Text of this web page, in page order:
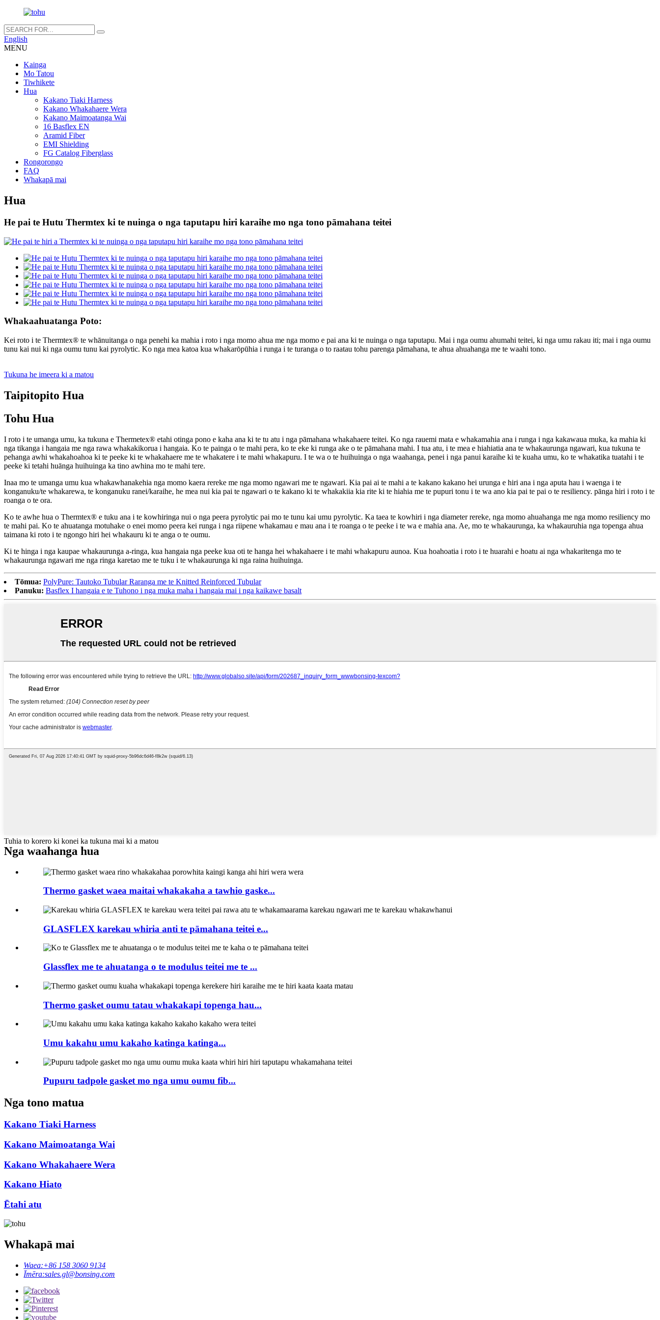
English
MENU
Kainga
Mo Tatou
Tiwhikete
Hua
Kakano Tiaki Harness
Kakano Whakahaere Wera
Kakano Maimoatanga Wai
16 Basflex EN
Aramid Fiber
EMI Shielding
FG Catalog Fiberglass
Rongorongo
FAQ
Whakapā mai
Hua
He pai te Hutu Thermtex ki te nuinga o nga taputapu hiri karaihe mo nga tono pāmahana teitei
Whakaahuatanga Poto:
Kei roto i te Thermtex® te whānuitanga o nga penehi ka mahia i roto i nga momo ahua me nga momo e pai ana ki te nuinga o nga taputapu. Mai i nga oumu ahumahi teitei, ki nga umu rakau iti; mai i nga oumu
tunu kai nui ki nga oumu tunu kai pyrolytic. Ko nga mea katoa kua whakarōpūhia i runga i te turanga o to raatau tohu parenga pāmahana, te ahua ahuahanga me te waahi tono.
Tukuna he imeera ki a matou
Taipitopito Hua
Tohu Hua
I roto i te umanga umu, ka tukuna e Thermetex® etahi otinga pono e kaha ana ki te tu atu i nga pāmahana whakahaere teitei. Ko nga rauemi mata e whakamahia ana i runga i nga kakawaua muka, ka mahia ki
nga tikanga i hangaia me nga rawa whakakikorua i hangaia. Ko te painga o te mahi pera, ko te eke ki runga ake o te pāmahana mahi. I tua atu, i te mea e hiahiatia ana te whakaurunga ngawari, kua tukuna te
pehanga awhi whakahoahoa ki te peeke ki te whakahaere me te whakatere i te mahi whakapuru. I te wa o te huihuinga o nga waahanga, penei i nga panui karaihe ki te kuaha umu, ko te whakatika tuatahi i te
peeke ki tetahi huānga huihuinga ka tino awhina mo te mahi tere.
Inaa mo te umanga umu kua whakawhanakehia nga momo kaera rereke me nga momo ngawari me te ngawari. Kia pai ai te mahi a te kakano kakano hei urunga e hiri ana i nga aputa hau i waenga i te
konganuku/te whakarewa, te konganuku ranei/karaihe, he mea nui kia pai te ngawari o te kakano ki te whakakiia kia rite ki te hiahia me te pupuri tonu i te wa ano kia pai te pai o te resiliency. pānga hiri i roto i te
roanga o te ora.
Ko te awhe hua o Thermtex® e tuku ana i te kowhiringa nui o nga peera pyrolytic pai mo te tunu kai umu pyrolytic. Ka taea te kowhiri i nga diameter rereke, nga momo ahuahanga me nga momo resiliency mo
te mahi pai. Ko te ahuatanga motuhake o enei momo peera kei runga i nga riipene whakamau e mau ana i te roanga o te peeke i te wa e mahia ana. Ae, mo te whakaurunga, ka whakauruhia nga topenga ahua
taimana ki roto i te ngongo hiri hei whakauru ki te anga o te oumu.
Ki te hinga i nga kaupae whakaurunga a-ringa, kua hangaia nga peeke kua oti te hanga hei whakahaere i te mahi whakapuru aunoa. Kua hoahoatia i roto i te huarahi e hoatu ai nga whakaritenga mo te
whakaurunga ngawari me nga ringa karetao me te tuku i te whakaurunga ki nga raina huihuinga.
Tōmua: PolyPure: Tautoko Tubular Raranga me te Knitted Reinforced Tubular
Panuku: Basflex I hangaia e te Tuhono i nga muka maha i hangaia mai i nga kaikawe basalt
Tuhia to korero ki konei ka tukuna mai ki a matou
Nga waahanga hua
Thermo gasket waea maitai whakakaha a tawhio gaske...
GLASFLEX karekau whiria anti te pāmahana teitei e...
Glassflex me te ahuatanga o te modulus teitei me te ...
Thermo gasket oumu tatau whakakapi topenga hau...
Umu kakahu umu kakaho katinga katinga...
Pupuru tadpole gasket mo nga umu oumu fib...
Nga tono matua
Kakano Tiaki Harness
Kakano Maimoatanga Wai
Kakano Whakahaere Wera
Kakano Hiato
Ētahi atu
Whakapā mai
Waea:+86 158 3060 9134
Īmēra:sales.gl@bonsing.com